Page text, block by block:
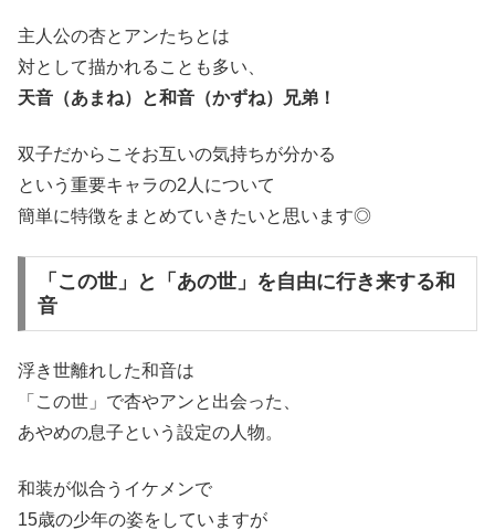
主人公の杏とアンたちとは
対として描かれることも多い、
天音（あまね）と和音（かずね）兄弟！
双子だからこそお互いの気持ちが分かる
という重要キャラの2人について
簡単に特徴をまとめていきたいと思います◎
「この世」と「あの世」を自由に行き来する和
音
浮き世離れした和音は
「この世」で杏やアンと出会った、
あやめの息子という設定の人物。
和装が似合うイケメンで
15歳の少年の姿をしていますが